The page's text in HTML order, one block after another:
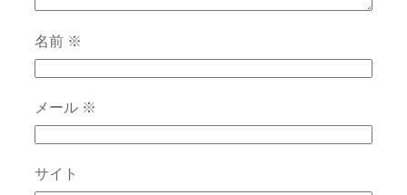
名前 ※
メール ※
サイト